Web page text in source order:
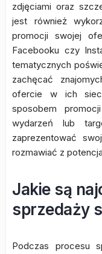
zdjęciami oraz
jest również
promocji swojej
Facebooku czy
tematycznych
zachęcać
ofercie w ich
sposobem
wydarzeń lub
zaprezentować
rozmawiać z
Jakie są
sprzedaży
Podczas procesu